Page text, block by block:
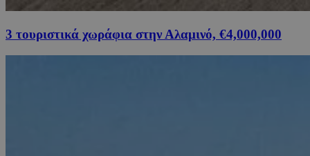
3 τουριστικά χωράφια στην Αλαμινό, €4,000,000